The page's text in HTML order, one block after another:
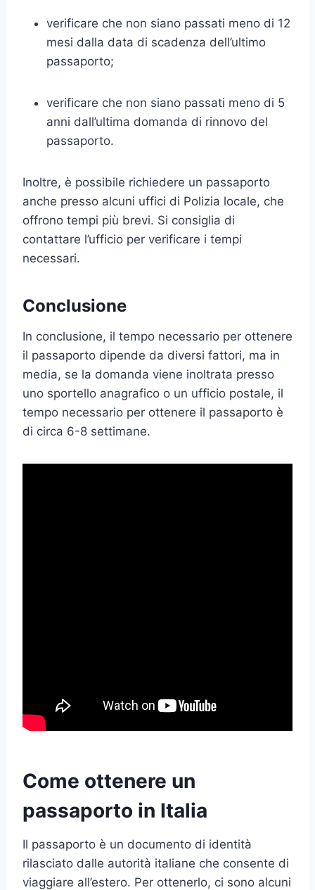
verificare che non siano passati meno di 12
mesi dalla data di scadenza dell’ultimo
passaporto;
verificare che non siano passati meno di 5
anni dall’ultima domanda di rinnovo del
passaporto.
Inoltre, è possibile richiedere un passaporto
anche presso alcuni uffici di Polizia locale, che
offrono tempi più brevi. Si consiglia di
contattare l’ufficio per verificare i tempi
necessari.
Conclusione
In conclusione, il tempo necessario per ottenere
il passaporto dipende da diversi fattori, ma in
media, se la domanda viene inoltrata presso
uno sportello anagrafico o un ufficio postale, il
tempo necessario per ottenere il passaporto è
di circa 6-8 settimane.
Come ottenere un
passaporto in Italia
Il passaporto è un documento di identità
rilasciato dalle autorità italiane che consente di
viaggiare all’estero. Per ottenerlo, ci sono alcuni